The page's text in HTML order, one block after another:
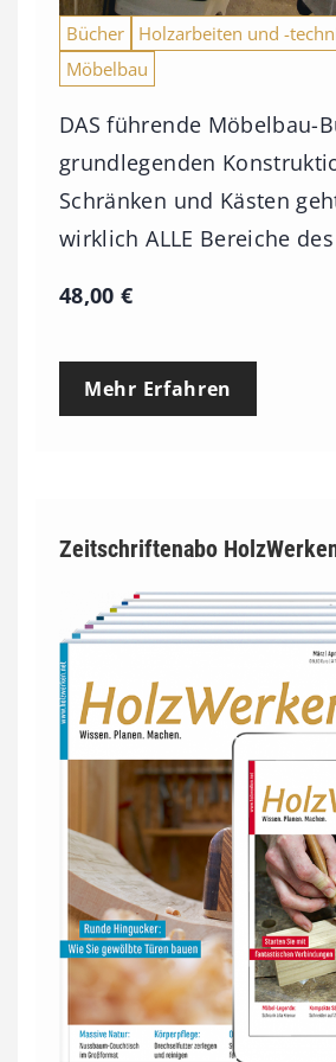
Bücher
Holzarbeiten und -
Möbelbau
DAS führende Möbelbau-
grundlegenden
Schränken und Kästen
wirklich ALLE Bereiche
48,00€
Mehr Erfahren
Zeitschriftenabo